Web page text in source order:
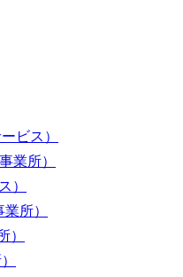
ビス）
業所）
）
所）
）